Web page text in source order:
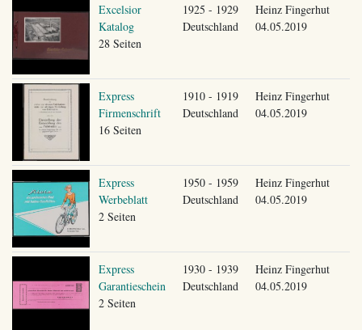
Excelsior
Katalog
28 Seiten
1925 - 1929
Deutschland
Heinz Fingerhut
04.05.2019
Express
Firmenschrift
16 Seiten
1910 - 1919
Deutschland
Heinz Fingerhut
04.05.2019
Express
Werbeblatt
2 Seiten
1950 - 1959
Deutschland
Heinz Fingerhut
04.05.2019
Express
Garantieschein
2 Seiten
1930 - 1939
Deutschland
Heinz Fingerhut
04.05.2019